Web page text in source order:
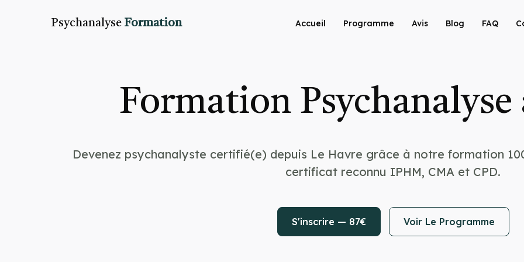
Psychanalyse Formation Accueil Programme Avis Blog FAQ
Formation Psychanalyse
Devenez psychanalyste certifié(e) depuis Le Havre grâce à notre formation
certificat reconnu IPHM, CMA et CPD.
S'inscrire — 87€ Voir Le Programme